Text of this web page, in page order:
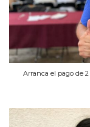
Arranca el pago de